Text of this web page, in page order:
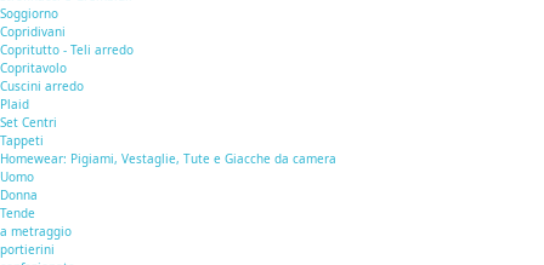
Soggiorno
Copridivani
Copritutto - Teli arredo
Copritavolo
Cuscini arredo
Plaid
Set Centri
Tappeti
Homewear: Pigiami, Vestaglie, Tute e Giacche da camera
Uomo
Donna
Tende
a metraggio
portierini